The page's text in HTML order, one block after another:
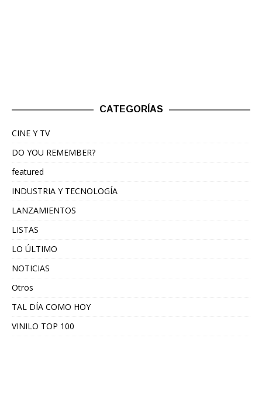
CATEGORÍAS
CINE Y TV
DO YOU REMEMBER?
featured
INDUSTRIA Y TECNOLOGÍA
LANZAMIENTOS
LISTAS
LO ÚLTIMO
NOTICIAS
Otros
TAL DÍA COMO HOY
VINILO TOP 100